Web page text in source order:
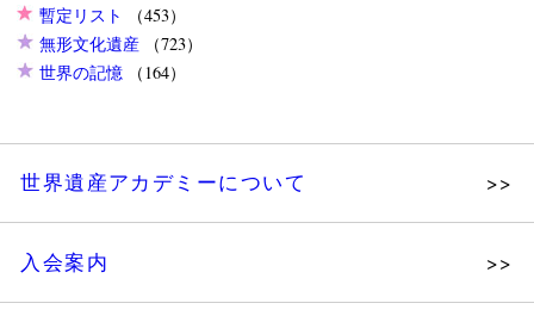
暫定リスト
（453）
無形文化遺産（723）
世界の記憶（164）
世界遺産アカデミーについて
入会案内